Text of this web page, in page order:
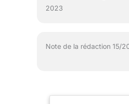
2023
Note de la rédaction 15/